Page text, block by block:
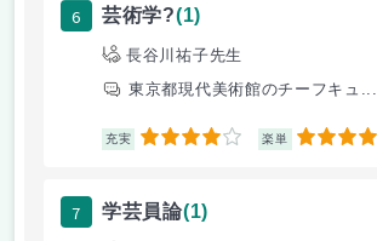
6 芸術学?(1)
長谷川祐子先生
東京都現代美術館のチーフキュ...
充実 4 楽単 5
7 学芸員論(1)